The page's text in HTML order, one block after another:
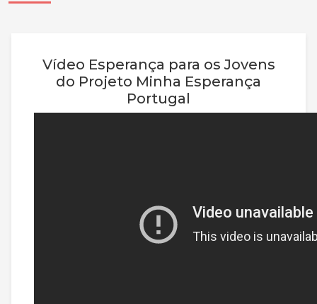
Vídeo Esperança para os Jovens
do Projeto Minha Esperança
Portugal